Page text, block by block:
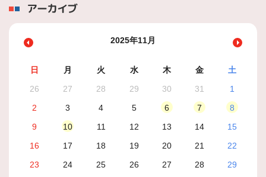
アーカイブ
2025年11月
日 月 火 水 木 金
土
26
27 28 29 30 31
1
2
3 4 5 6 7
8
9
10 11 12 13 14
15
16
17 18 19 20 21
22
23
24 25 26 27 28
29